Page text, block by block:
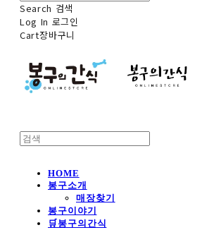
Search 검색
Log In 로그인
Cart장바구니
HOME
봉구소개
매장찾기
봉구이야기
🛒봉구의간식